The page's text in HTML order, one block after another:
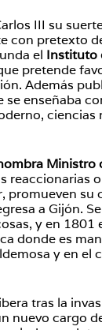
III su
con pretexto
el Instituto
pretende
Además
enseñaba
ciencias
Ministro
reaccionarias
promueven su
a Gijón.
y en 1801
donde es
y en el
tras la
nuevo cargo